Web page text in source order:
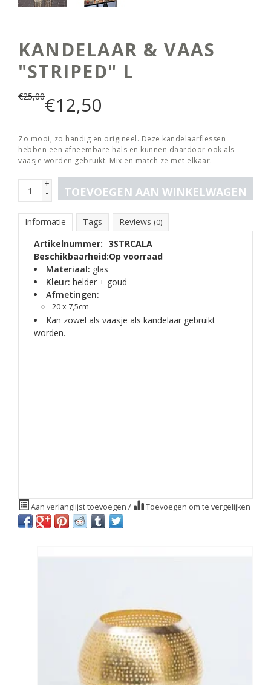
KANDELAAR & VAAS
"STRIPED" L
€25,00€12,50
Zo mooi, zo handig en origineel. Deze kandelaarflessen
hebben een afneembare hals en kunnen daardoor ook als
vaasje worden gebruikt. Mix en match ze met elkaar.
+
- TOEVOEGEN AAN WINKELWAGEN
Informatie Tags Reviews (0)
Artikelnummer: 3STRCALA
Beschikbaarheid:Op voorraad
Materiaal: glas
Kleur: helder + goud
Afmetingen:
20 x 7,5cm
Kan zowel als vaasje als kandelaar gebruikt
worden.
Aan verlanglijst toevoegen / Toevoegen om te vergelijken